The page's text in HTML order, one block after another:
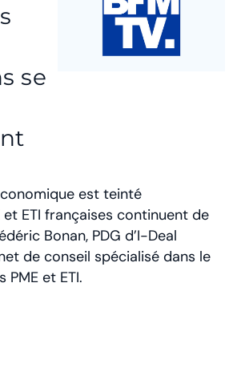
se
est teinté
et ETI françaises continuent de
Bonan, PDG d’I-Deal
de conseil spécialisé dans le
et ETI.